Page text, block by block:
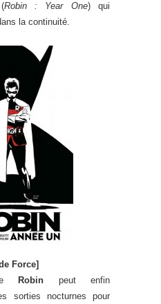
Robin : Year One) qui
la continuité.
Force]
Robin peut enfin
sorties nocturnes pour